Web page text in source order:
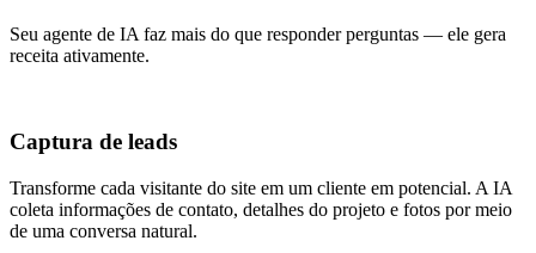
Seu agente de IA faz mais do que responder perguntas — ele gera
receita ativamente.
Captura de leads
Transforme cada visitante do site em um cliente em potencial. A IA
coleta informações de contato, detalhes do projeto e fotos por meio
de uma conversa natural.